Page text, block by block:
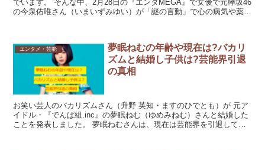
でいます。 そんな中、2月28日の『エンタMEGA』で女優で元欅坂46
の今泉佑唯さん（いまいずみゆい）が「謎の言動」で心の病気や薬物
エンタメ・芸能
夢眠ねむの年齢や現在は?バカリ
ズムと結婚し子供は?芸能界引退
の真相
お笑い芸人のバカリズムさん（升野 英知・ますのひでとも）が 元ア
イドル・『でんぱ組.inc』の夢眠ねむ（ゆめみねむ）さんと結婚した
ことを発表しました。 夢眠ねむさんは、現在は芸能界を引退してい